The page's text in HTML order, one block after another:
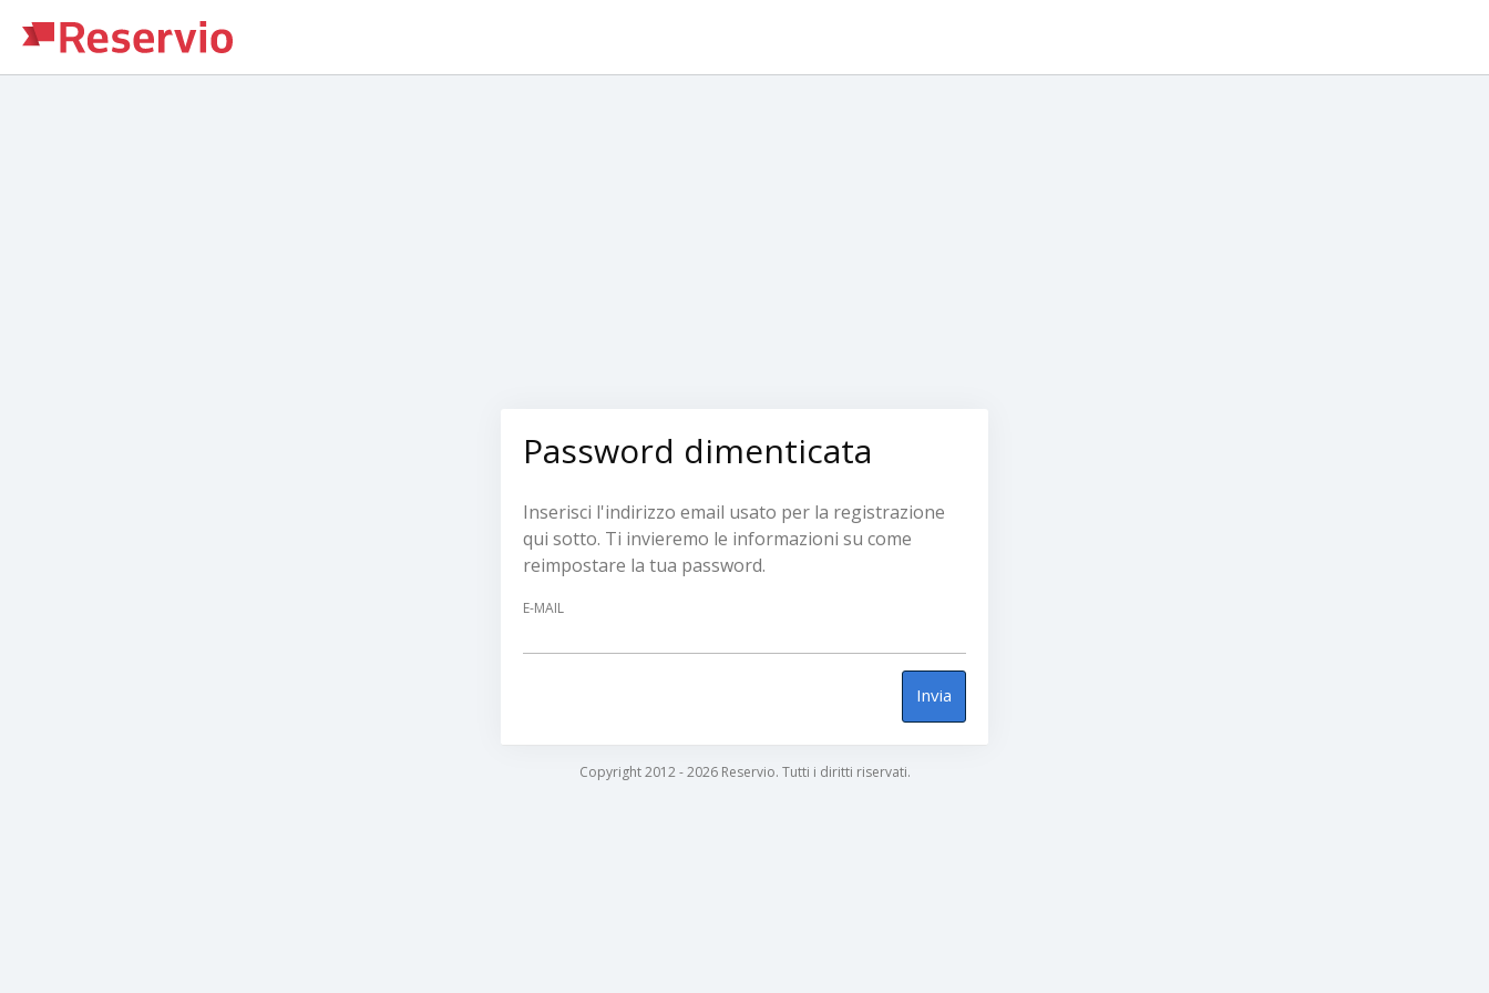
Password dimenticata
Inserisci l'indirizzo email usato per la registrazione
qui sotto. Ti invieremo le informazioni su come
reimpostare la tua password.
E-MAIL
Invia
Copyright 2012 - 2026 Reservio. Tutti i diritti riservati.